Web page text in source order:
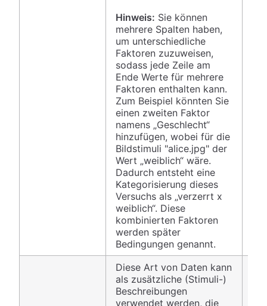
Hinweis: Sie können
mehrere Spalten haben,
um unterschiedliche
Faktoren zuzuweisen,
sodass jede Zeile am
Ende Werte für mehrere
Faktoren enthalten kann.
Zum Beispiel könnten Sie
einen zweiten Faktor
namens „Geschlecht“
hinzufügen, wobei für die
Bildstimuli "alice.jpg" der
Wert „weiblich“ wäre.
Dadurch entsteht eine
Kategorisierung dieses
Versuchs als „verzerrt x
weiblich“. Diese
kombinierten Faktoren
werden später
Bedingungen genannt.
Diese Art von Daten kann
als zusätzliche (Stimuli-)
Beschreibungen
verwendet werden, die